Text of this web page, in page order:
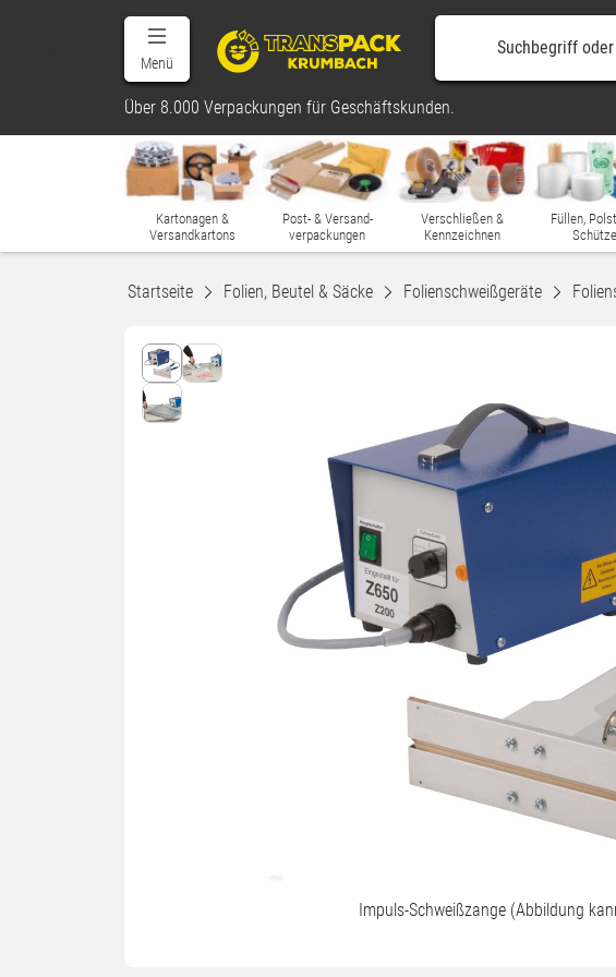
Menü
Über 8.000 Verpackungen für Geschäftskunden.
Kartonagen &
Versandkartons
Post- & Versand-
verpackungen
Verschließen &
Kennzeichnen
Füllen,
Startseite Folien, Beutel & Säcke Folienschweißgeräte
Impuls-Schweißzange (Abbildung